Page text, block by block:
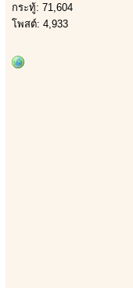
กระทู้: 71,604
โพสต์: 4,933